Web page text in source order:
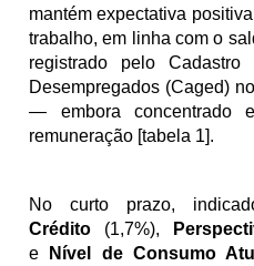
mantém expectativa
trabalho, em linha com o
registrado pelo
Desempregados (Caged)
— embora concentrado
remuneração [tabela 1].
No curto prazo,
Crédito (1,7%),
e
Nível de Consumo